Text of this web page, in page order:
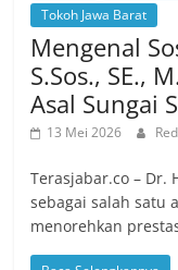
Tokoh Jawa Barat
Mengenal
S.Sos., SE.,
Asal Sungai
13 Mei 2026
Terasjabar.co – Dr.
sebagai salah satu
menorehkan